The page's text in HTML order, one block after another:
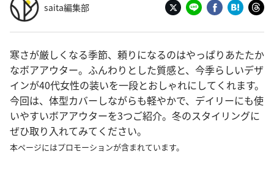
saita編集部
寒さが厳しくなる季節、頼りになるのはやっぱりあたたか
なボアアウター。ふんわりとした質感と、今季らしいデザ
インが40代女性の装いを一段とおしゃれにしてくれます。
今回は、体型カバーしながらも軽やかで、デイリーにも使
いやすいボアアウターを3つご紹介。冬のスタイリングに
ぜひ取り入れてみてください。
本ページにはプロモーションが含まれています。